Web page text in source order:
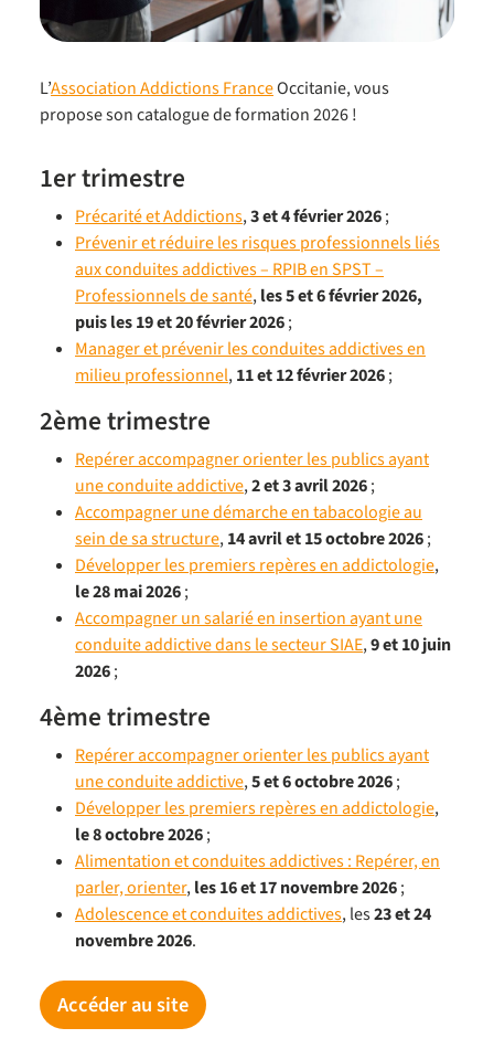
L’Association Addictions FranceOccitanie, vous
propose son catalogue de formation 2026 !
1er trimestre
Précarité et Addictions,3 et 4 février 2026;
Prévenir et réduire les risques professionnels liés
aux conduites addictives – RPIB en SPST –
Professionnels de santé,les 5 et 6 février 2026,
puis les 19 et 20 février 2026;
Manager et prévenir les conduites addictives en
milieu professionnel,11 et 12 février 2026;
2ème trimestre
Repérer accompagner orienter les publics ayant
une conduite addictive,2 et 3 avril 2026;
Accompagner une démarche en tabacologie au
sein de sa structure,14 avril et 15 octobre 2026;
Développer les premiers repères en addictologie,
le 28 mai 2026;
Accompagner un salarié en insertion ayant une
conduite addictive dans le secteur SIAE,9 et 10 juin
2026;
4ème trimestre
Repérer accompagner orienter les publics ayant
une conduite addictive,5 et 6 octobre 2026;
Développer les premiers repères en addictologie,
le 8 octobre 2026;
Alimentation et conduites addictives : Repérer, en
parler, orienter,les 16 et 17 novembre 2026;
Adolescence et conduites addictives, les23 et 24
novembre 2026.
Accéder au site